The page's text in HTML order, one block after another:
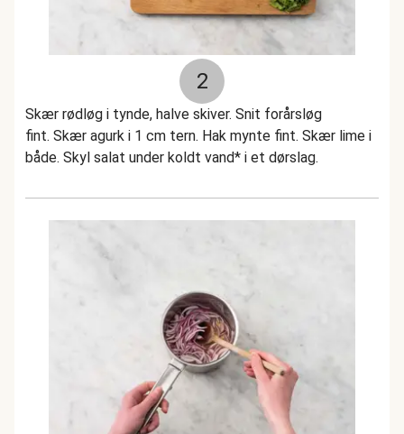
2
Skær rødløg i tynde, halve skiver. Snit forårsløg
fint. Skær agurk i 1 cm tern. Hak mynte fint. Skær lime i
både. Skyl salat under koldt vand* i et dørslag.